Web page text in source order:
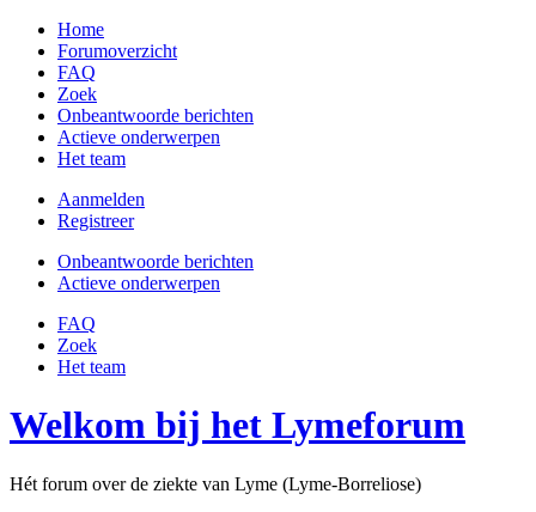
Home
Forumoverzicht
FAQ
Zoek
Onbeantwoorde berichten
Actieve onderwerpen
Het team
Aanmelden
Registreer
Onbeantwoorde berichten
Actieve onderwerpen
FAQ
Zoek
Het team
Welkom bij het Lymeforum
Hét forum over de ziekte van Lyme (Lyme-Borreliose)